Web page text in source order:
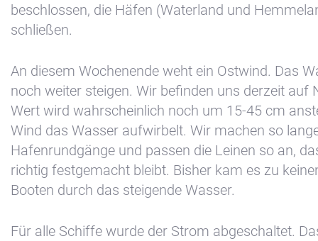
beschlossen, die Häfen (Waterland und
schließen.
An diesem Wochenende weht ein Ostwind. Das
noch weiter steigen. Wir befinden uns derzeit auf
Wert wird wahrscheinlich noch um 15-45 cm
Wind das Wasser aufwirbelt. Wir machen so
Hafenrundgänge und passen die Leinen so an,
richtig festgemacht bleibt. Bisher kam es zu
Booten durch das steigende Wasser.
Für alle Schiffe wurde der Strom abgeschaltet.